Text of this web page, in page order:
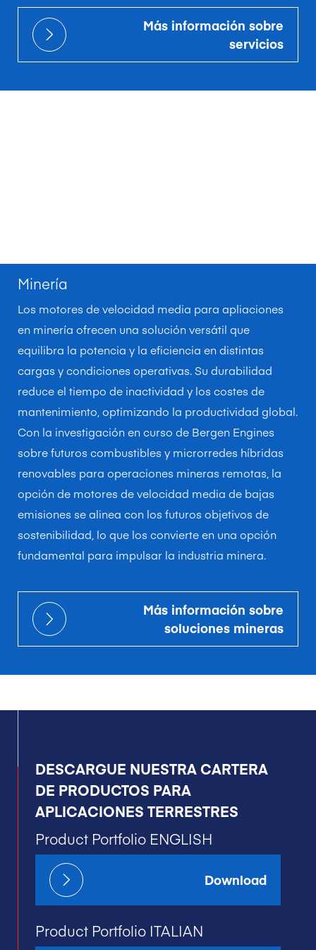
Más información sobre
servicios
Minería
Los motores de velocidad media para apliaciones
en minería ofrecen una solución versátil que
equilibra la potencia y la eficiencia en distintas
cargas y condiciones operativas. Su durabilidad
reduce el tiempo de inactividad y los costes de
mantenimiento, optimizando la productividad global.
Con la investigación en curso de Bergen Engines
sobre futuros combustibles y microrredes híbridas
renovables para operaciones mineras remotas, la
opción de motores de velocidad media de bajas
emisiones se alinea con los futuros objetivos de
sostenibilidad, lo que los convierte en una opción
fundamental para impulsar la industria minera.
Más información sobre
soluciones mineras
DESCARGUE NUESTRA CARTERA
DE PRODUCTOS PARA
APLICACIONES TERRESTRES
Product Portfolio ENGLISH
Download
Product Portfolio ITALIAN